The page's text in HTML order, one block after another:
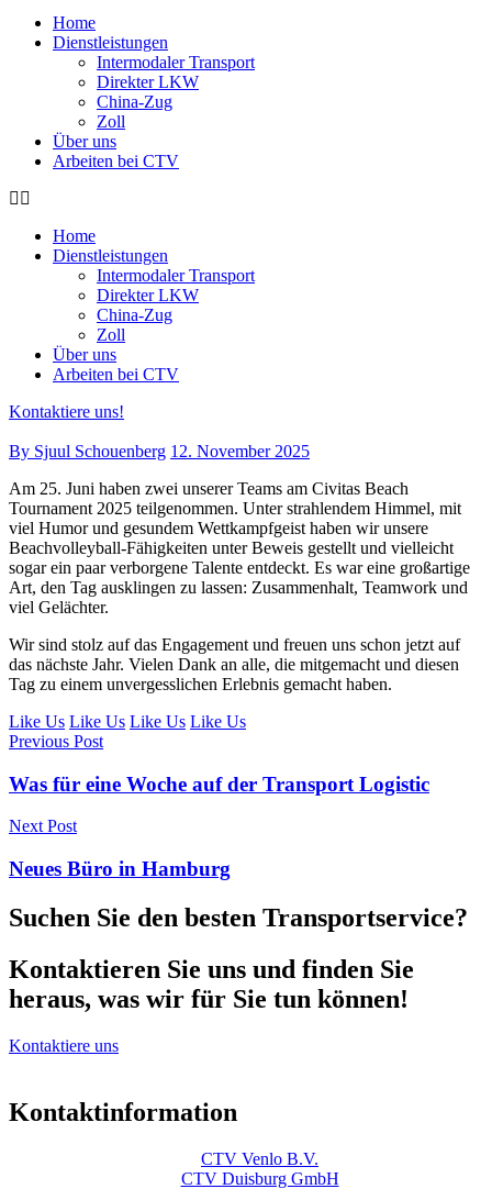
Home
Dienstleistungen
Intermodaler Transport
Direkter LKW
China-Zug
Zoll
Über uns
Arbeiten bei CTV
Home
Dienstleistungen
Intermodaler Transport
Direkter LKW
China-Zug
Zoll
Über uns
Arbeiten bei CTV
Kontaktiere uns!
By Sjuul Schouenberg 12. November 2025
Am 25. Juni haben zwei unserer Teams am Civitas Beach
Tournament 2025 teilgenommen. Unter strahlendem Himmel, mit
viel Humor und gesundem Wettkampfgeist haben wir unsere
Beachvolleyball-Fähigkeiten unter Beweis gestellt und vielleicht
sogar ein paar verborgene Talente entdeckt. Es war eine großartige
Art, den Tag ausklingen zu lassen: Zusammenhalt, Teamwork und
viel Gelächter.
Wir sind stolz auf das Engagement und freuen uns schon jetzt auf
das nächste Jahr. Vielen Dank an alle, die mitgemacht und diesen
Tag zu einem unvergesslichen Erlebnis gemacht haben.
Like Us Like Us Like Us Like Us
Previous Post
Was für eine Woche auf der Transport Logistic
Next Post
Neues Büro in Hamburg
Suchen Sie den besten Transportservice?
Kontaktieren Sie uns und finden Sie
heraus, was wir für Sie tun können!
Kontaktiere uns
Kontaktinformation
CTV Venlo B.V.
CTV Duisburg GmbH